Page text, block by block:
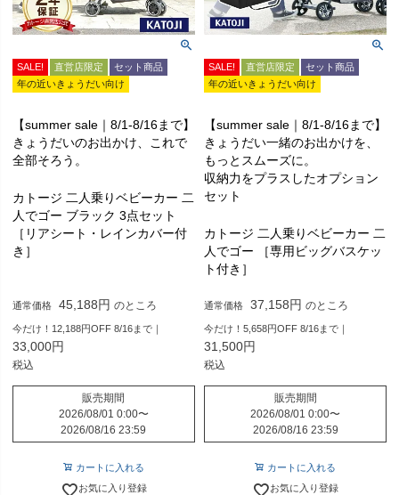
SALE! 直営店限定
セット商品
年の近いきょうだい向け
【summer sale｜8/1-8/16まで】
きょうだいのお出かけ、これで
全部そろう。
カトージ 二人乗りベビーカー 二
人でゴー ブラック 3点セット
［リアシート・レインカバー付
き］
通常価格 45,188 のところ
今だけ！12,188円OFF 8/16まで｜
33,000
税込
販売期間
2026/08/01 0:00〜
2026/08/16 23:59
カートに入れる
お気に入り登録
SALE! 直営店限定
セット商品
年の近いきょうだい向け
【summer sale｜8/1-8/16まで】
きょうだい一緒のお出かけを、
もっとスムーズに。
収納力をプラスしたオプション
セット
カトージ 二人乗りベビーカー 二
人でゴー ［専用ビッグバスケッ
ト付き］
通常価格 37,158 のところ
今だけ！5,658円OFF 8/16まで｜
31,500
税込
販売期間
2026/08/01 0:00〜
2026/08/16 23:59
カートに入れる
お気に入り登録